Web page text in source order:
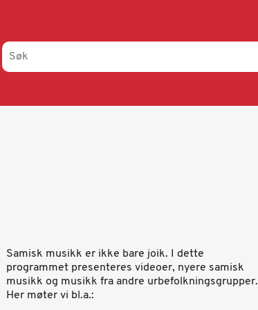
Samisk musikk er ikke bare joik. I dette
programmet presenteres videoer, nyere samisk
musikk og musikk fra andre urbefolkningsgrupper.
Her møter vi bl.a.: